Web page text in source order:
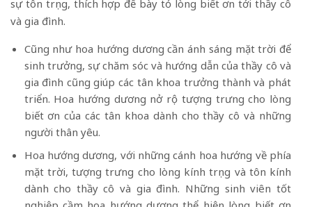
sự tôn trọng, thích hợp để bày tỏ lòng biết ơn tới thầy cô
và gia đình.
Cũng như hoa hướng dương cần ánh sáng mặt trời để
sinh trưởng, sự chăm sóc và hướng dẫn của thầy cô và
gia đình cũng giúp các tân khoa trưởng thành và phát
triển. Hoa hướng dương nở rộ tượng trưng cho lòng
biết ơn của các tân khoa dành cho thầy cô và những
người thân yêu.
Hoa hướng dương, với những cánh hoa hướng về phía
mặt trời, tượng trưng cho lòng kính trọng và tôn kính
dành cho thầy cô và gia đình. Những sinh viên tốt